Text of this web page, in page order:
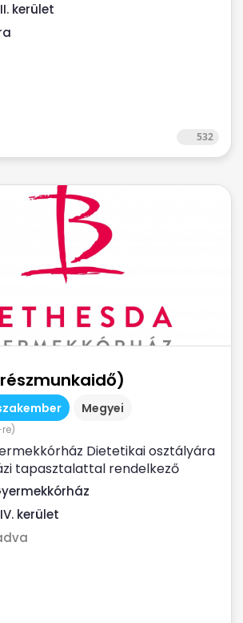
kerület
532
Megyei
Dietetikai osztályára
tapasztalattal rendelkező
kerület